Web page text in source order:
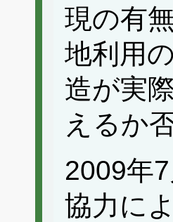
現の有
地利用
造が実
えるか
2009年
協力に